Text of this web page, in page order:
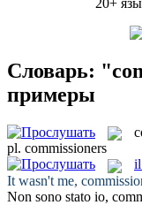
20+
Словарь:
примеры
pl. commissioners
il
It wasn't me,
Non sono stato io,